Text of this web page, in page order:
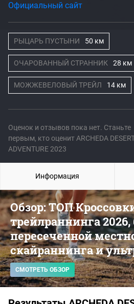
Оценок и отзывов пока нет. Станьте
первым, кто оценит ARCHEDA
ADVENTURE 2023
Официальный сайт
РЫЦАРЬ ПУСТЫНИ 50 км
ОЧАРОВАННЫЙ СТРАННИК 28 км
МОЖЖЕВЕЛОВЫЙ ТРЕЙЛ 14 км
Обзор: ТОП
трейлраннинга 2026,
пересеченной
скайраннинга и
СМОТРЕТЬ ОБЗОР
Информация